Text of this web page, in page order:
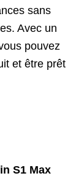
sans
Avec un
pouvez
et être prêt
S1 Max